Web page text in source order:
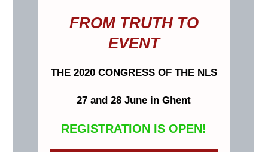
FROM TRUTH TO
EVENT
THE 2020 CONGRESS OF THE NLS
27 and 28 June in Ghent
REGISTRATION IS OPEN!